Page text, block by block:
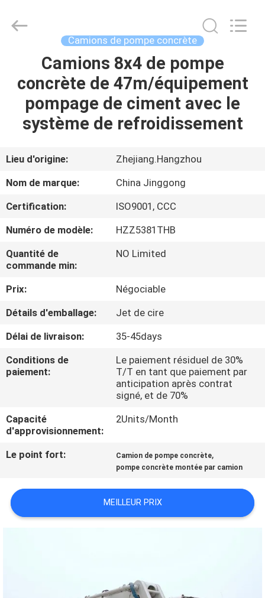
MAISON
PRODUITS
SUJET
DE
NOUS
VISITE
D'USINE
CONTRÔLE
DE
QUALITÉ
CONTACTEZ-
NOUVELLES
UNE
CITATION
SPECIAL
PURPOSE
Camions de pompe concrète
Camions 8x4 de pompe
concrète de 47m/équipement
pompage de ciment avec le
système de refroidissement
Lieu d'origine:
Zhejiang.Hangzhou
Nom de marque:
China Jinggong
Certification:
ISO9001, CCC
Numéro de modèle:
HZZ5381THB
Quantité de
commande min:
NO Limited
Prix:
Négociable
Détails d'emballage:
Jet de cire
Délai de livraison:
35-45days
Conditions de
paiement:
Le paiement résiduel de 30%
T/T en tant que paiement par
anticipation après contrat
signé, et de 70%
Capacité
d'approvisionnement:
2Units/Month
Le point fort: Camion de pompe concrète,
pompe concrète montée par camion
MEILLEUR PRIX